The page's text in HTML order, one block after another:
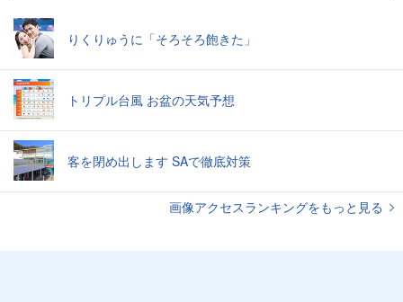
りくりゅうに「そろそろ飽きた」
トリプル台風 お盆の天気予想
客を閉め出します SAで徹底対策
画像アクセスランキングをもっと見る